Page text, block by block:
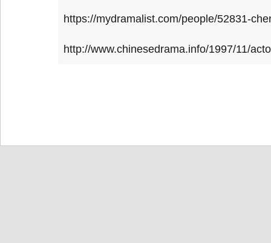
https://mydramalist.com/people/52831-
http://www.chinesedrama.info/1997/11/